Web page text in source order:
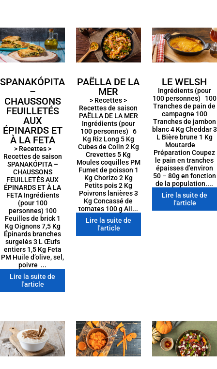
SPANAKÓPITA
–
CHAUSSONS
FEUILLETÉS
AUX
ÉPINARDS ET
À LA FETA
> Recettes >
Recettes de saison
SPANAKÓPITA –
CHAUSSONS
FEUILLETÉS AUX
ÉPINARDS ET À LA
FETA Ingrédients
(pour 100
personnes) 100
Feuilles de brick 1
Kg Oignons 7,5 Kg
Épinards branches
surgelés 3 L Œufs
entiers 1,5 Kg Feta
PM Huile d’olive, sel,
poivre ...
Lire la suite de
l'article
PAËLLA DE LA
MER
> Recettes >
Recettes de saison
PAËLLA DE LA MER
Ingrédients (pour
100 personnes) 6
Kg Riz Long 5 Kg
Cubes de Colin 2 Kg
Crevettes 5 Kg
Moules coquilles PM
Fumet de poisson 1
Kg Chorizo 2 Kg
Petits pois 2 Kg
Poivrons lanières 3
Kg Concassé de
tomates 100 g Ail...
Lire la suite de
l'article
LE WELSH
Ingrédients (pour
100 personnes) 100
Tranches de pain de
campagne 100
Tranches de jambon
blanc 4 Kg Cheddar 3
L Bière brune 1 Kg
Moutarde
Préparation Coupez
le pain en tranches
épaisses d’environ
50 – 80g en fonction
de la population....
Lire la suite de
l'article